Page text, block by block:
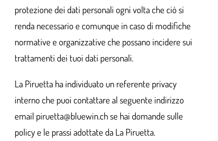
protezione dei dati personali ogni volta che ciò si
renda necessario e comunque in caso di modifiche
normative e organizzative che possano incidere sui
trattamenti dei tuoi dati personali.
La Piruetta ha individuato un referente privacy
interno che puoi contattare al seguente indirizzo
email piruetta@bluewin.chse hai domande sulle
policy e le prassi adottate da La Piruetta.